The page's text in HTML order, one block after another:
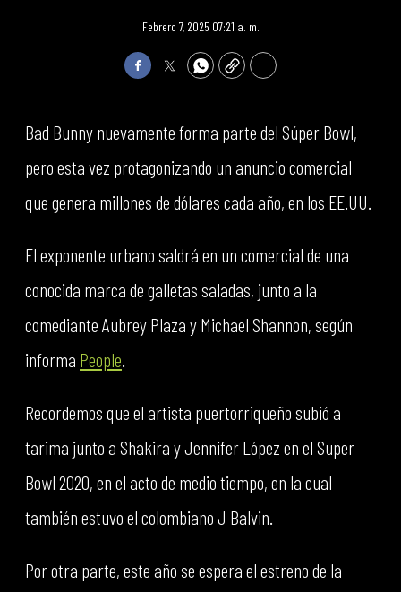
Febrero 7, 2025 07:21 a. m.
FacebookTwitterWhatsApp
Copy Print
Bad Bunny nuevamente forma parte del Súper Bowl,
pero esta vez protagonizando un anuncio comercial
que genera millones de dólares cada año, en los EE.UU.
El exponente urbano saldrá en un comercial de una
conocida marca de galletas saladas, junto a la
comediante Aubrey Plaza y Michael Shannon, según
informa People
Recordemos que el artista puertorriqueño subió a
tarima junto a Shakira y Jennifer López en el Super
Bowl 2020, en el acto de medio tiempo, en la cual
también estuvo el colombiano J Balvin.
Por otra parte, este año se espera el estreno de la